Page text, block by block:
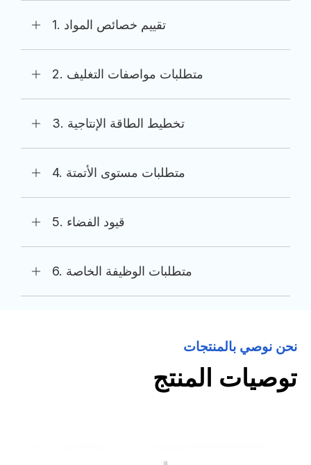
1. تقييم خصائص المواد
2. متطلبات مواصفات التغليف
3. تخطيط الطاقة الإنتاجية
4. متطلبات مستوى الأتمتة
5. قيود الفضاء
6. متطلبات الوظيفة الخاصة
نحن نوصي بالمنتجات
توصيات المنتج